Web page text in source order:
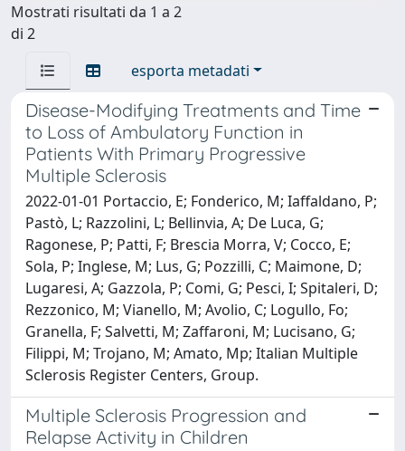
Mostrati risultati da 1 a 2
di 2
esporta metadati
Disease-Modifying Treatments and Time
to Loss of Ambulatory Function in
Patients With Primary Progressive
Multiple Sclerosis
2022-01-01 Portaccio, E; Fonderico, M; Iaffaldano, P;
Pastò, L; Razzolini, L; Bellinvia, A; De Luca, G;
Ragonese, P; Patti, F; Brescia Morra, V; Cocco, E;
Sola, P; Inglese, M; Lus, G; Pozzilli, C; Maimone, D;
Lugaresi, A; Gazzola, P; Comi, G; Pesci, I; Spitaleri, D;
Rezzonico, M; Vianello, M; Avolio, C; Logullo, Fo;
Granella, F; Salvetti, M; Zaffaroni, M; Lucisano, G;
Filippi, M; Trojano, M; Amato, Mp; Italian Multiple
Sclerosis Register Centers, Group.
Multiple Sclerosis Progression and
Relapse Activity in Children